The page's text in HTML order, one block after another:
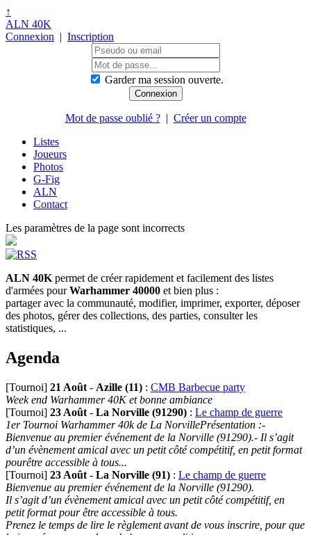
↑
ALN 40K
Connexion | Inscription
Garder ma session ouverte.
Mot de passe oublié ?| Créer un compte
Listes
Joueurs
Photos
G-Fig
ALN
Contact
Les paramètres de la page sont incorrects
ALN 40K permet de créer rapidement et facilement des listes
d'armées pourWarhammer 40000 et bien plus :
partager avec la communauté, modifier, imprimer, exporter, déposer
des photos, gérer des collections, des parties, consulter les
statistiques, ...
Agenda
[Tournoi] 21 Août - Azille (11) : CMB Barbecue party
Week end Warhammer 40K et bonne ambiance
[Tournoi] 23 Août - La Norville (91290) : Le champ de guerre
1er Tournoi Warhammer 40k de La NorvillePrésentation :-
Bienvenue au premier événement de la Norville (91290).- Il s’agit
d’un évènement amical avec un petit côté compétitif, en petit format
pourêtre accessible à tous...
[Tournoi] 23 Août - La Norville (91) : Le champ de guerre
Bienvenue au premier événement de la Norville (91290).
Il s’agit d’un évènement amical avec un petit côté compétitif, en
petit format pour être accessible à tous.
Prenez le temps de lire le règlement avant de vous inscrire, pour que